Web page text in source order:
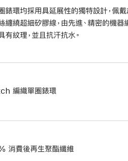
錶環均採用具延展性的獨特設計，佩
纏繞超細矽膠線，由先進、精密的機器
有紋理，並且抗汗抗水。
編織單圈錶環
消費後再生聚酯纖維